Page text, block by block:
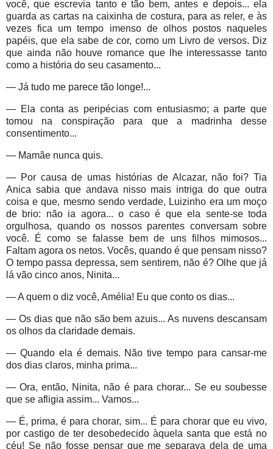
você, que escrevia tanto e tão bem, antes e depois... ela
guarda as cartas na caixinha de costura, para as reler, e às
vezes fica um tempo imenso de olhos postos naqueles
papéis, que ela sabe de cor, como um Livro de versos. Diz
que ainda não houve romance que lhe interessasse tanto
como a história do seu casamento...
— Já tudo me parece tão longe!...
— Ela conta as peripécias com entusiasmo; a parte que
tomou na conspiração para que a madrinha desse
consentimento...
— Mamãe nunca quis.
— Por causa de umas histórias de Alcazar, não foi? Tia
Anica sabia que andava nisso mais intriga do que outra
coisa e que, mesmo sendo verdade, Luizinho era um moço
de brio: não ia agora... o caso é que ela sente-se toda
orgulhosa, quando os nossos parentes conversam sobre
você. É como se falasse bem de uns filhos mimosos...
Faltam agora os netos. Vocês, quando é que pensam nisso?
O tempo passa depressa, sem sentirem, não é? Olhe que já
lá vão cinco anos, Ninita...
— A quem o diz você, Amélia! Eu que conto os dias...
— Os dias que não são bem azuis... As nuvens descansam
os olhos da claridade demais.
— Quando ela é demais. Não tive tempo para cansar-me
dos dias claros, minha prima...
— Ora, então, Ninita, não é para chorar... Se eu soubesse
que se afligia assim... Vamos...
— É, prima, é para chorar, sim... É para chorar que eu vivo,
por castigo de ter desobedecido àquela santa que está no
céu! Se não fosse pensar que me separava dela de uma